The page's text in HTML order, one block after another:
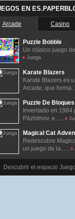
EN
Arcade Casino
Puzzle Bobble
Un clásico juego
Juega
Karate Blazers
Karate Blazers es
Arcade, que
Puzzle De Bloques
Inventado en 1984
Pázhitnov, e......
Magical Cat
Redescubre
un juego de la......
Descubrir el espacio